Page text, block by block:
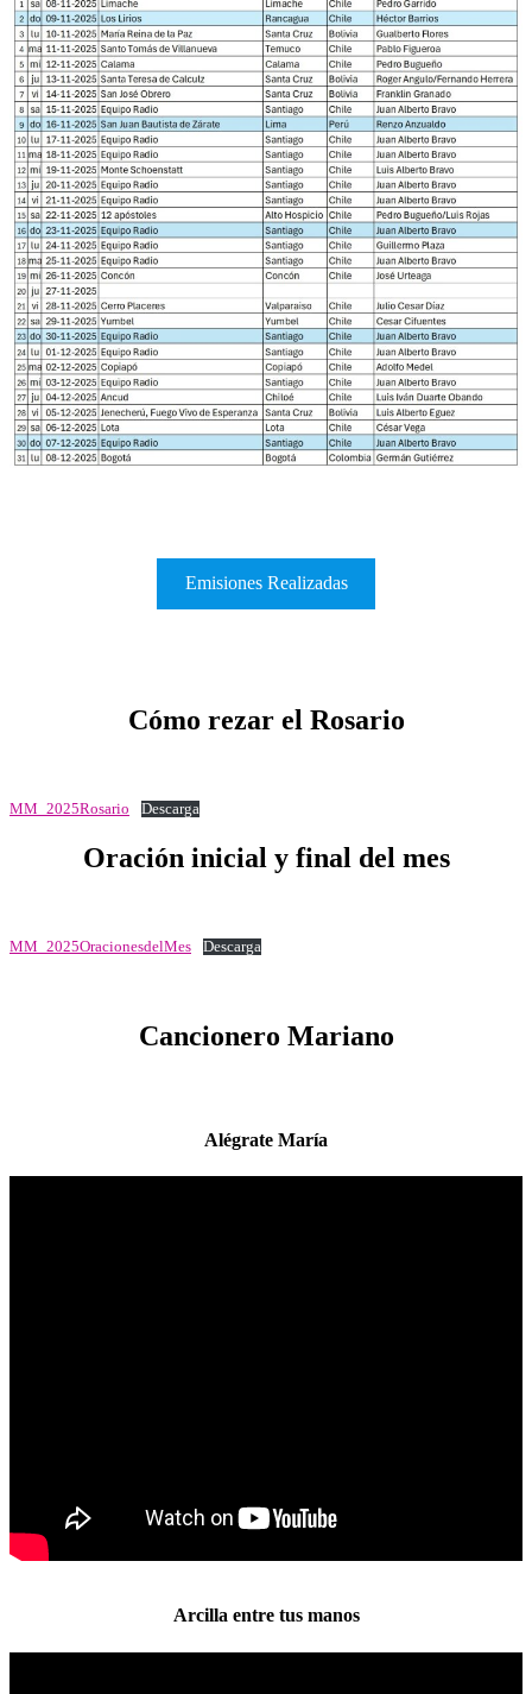
Emisiones Realizadas
Cómo rezar el Rosario
MM_2025Rosario Descarga
Oración inicial y final del mes
MM_2025OracionesdelMes Descarga
Cancionero Mariano
Alégrate María
Arcilla entre tus manos